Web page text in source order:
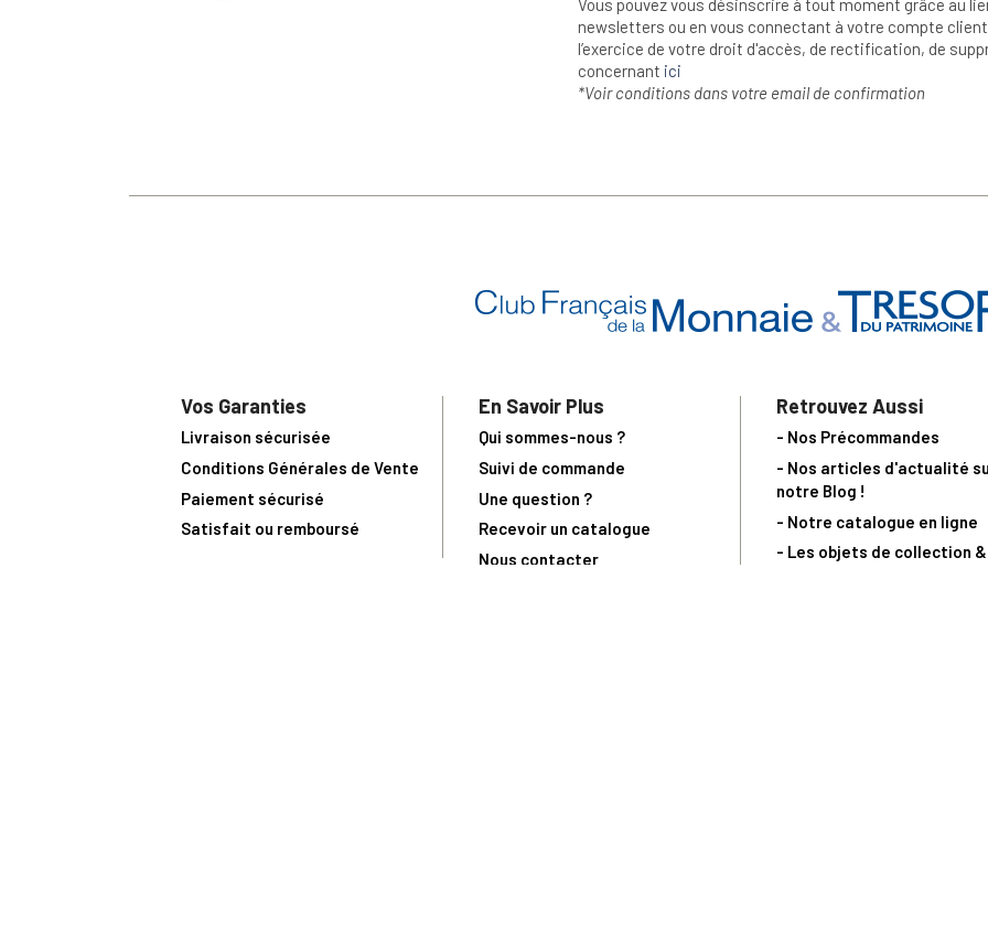
Vous pouvez vous désinscrire à tout moment grâce au
newsletters ou en vous connectant à votre compte
l’exercice de votre droit d'accès, de rectification, de
concernant ici
*Voir conditions dans votre email de confirmation
Vos Garanties
Livraison sécurisée
Conditions Générales de Vente
Paiement sécurisé
Satisfait ou remboursé
En Savoir Plus
Qui sommes-nous ?
Suivi de commande
Une question ?
Recevoir un catalogue
Nous contacter
Retrouvez Aussi
- Nos Précommandes
- Nos articles d'actualité
notre Blog !
- Notre catalogue en ligne
- Les objets de collection